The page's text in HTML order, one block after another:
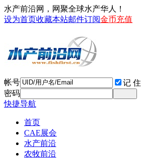
水产前沿网，网聚全球水产华人！
设为首页收藏本站邮件订阅金币充值
帐号 记 住
密码
快捷导航
首页
CAE展会
水产前沿
农牧前沿